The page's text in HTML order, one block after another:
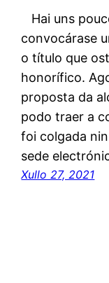
Hai uns
convocárase
o título que
honorífico.
proposta da
podo traer a
foi colgada
sede
Xullo 27, 2021